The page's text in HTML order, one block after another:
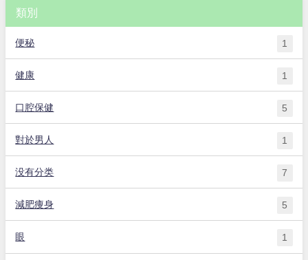
類別
便秘 1
健康 1
口腔保健 5
對於男人 1
没有分类 7
減肥痩身 5
眼 1